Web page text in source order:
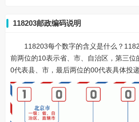
118203邮政编码说明
118203每个数字的含义是什么？
前两位的10表示省、市、自治区，第三位
0代表县、市，最后两位的00代表具体投递